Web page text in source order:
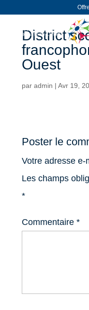
District
Ouest
par admin | Avr 19,
Poster le
Votre adresse e-
Les champs
*
Commentaire *